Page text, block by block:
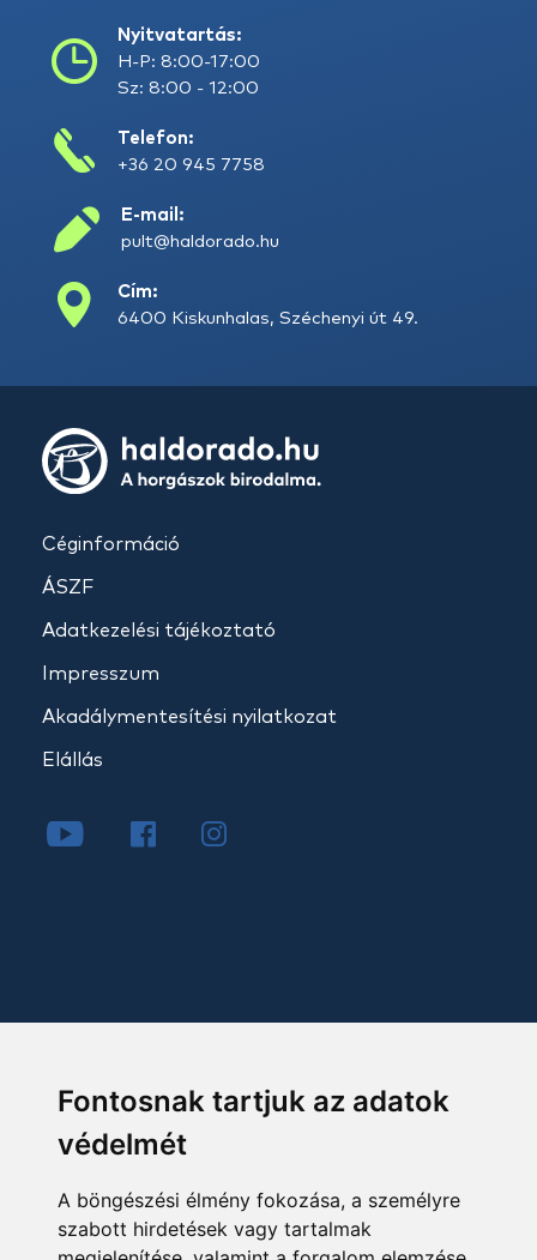
Fontosnak tartjuk az adatok
védelmét
A böngészési élmény fokozása, a személyre
szabott hirdetések vagy tartalmak
Nyitvatartás:
H-P: 8:00-17:00
Sz: 8:00 - 12:00
Telefon:
+36 20 945 7758
E-mail:
pult@haldorado.hu
Cím:
6400 Kiskunhalas, Széchenyi út 49.
Céginformáció
ÁSZF
Adatkezelési tájékoztató
Impresszum
Akadálymentesítési nyilatkozat
Elállás